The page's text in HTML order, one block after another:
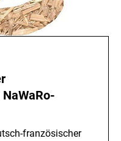
französischer